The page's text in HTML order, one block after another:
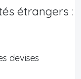
étrangers :
devises